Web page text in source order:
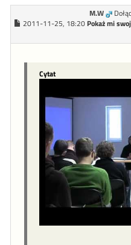
M.W
2011-11-25, 18:20 Pokaż mi
Cytat